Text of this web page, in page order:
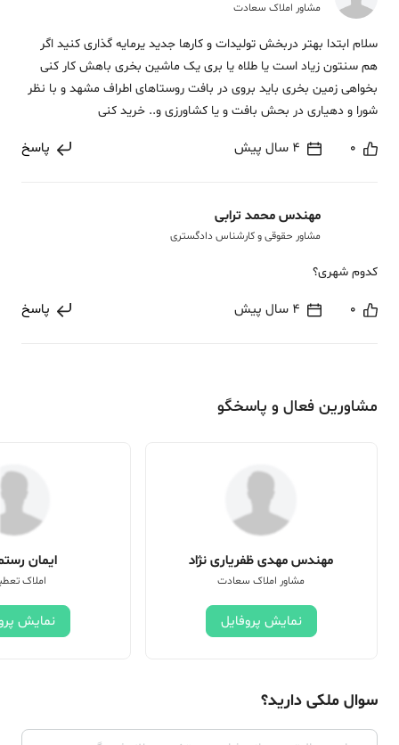
مشاور املاک سعادت
سلام ابتدا بهتر دربخش تولیدات و کارها جدید یرمایه گذاری کنید اگر
هم سنتون زیاد است یا طلاه یا بری یک ماشین بخری باهش کار کنی
بخواهی زمین بخری باید بروی در بافت روستاهای اطراف مشهد و با نظر
شورا و دهیاری در بحش بافت و یا کشاورزی و.. خرید کنی
0 4 سال پیش پاسخ
مهندس محمد ترابی
مشاور حقوقی و کارشناس دادگستری
کدوم شهری؟
0 4 سال پیش پاسخ
مشاورین فعال و پاسخگو
مهندس مهدی ظفریاری نژاد
مشاور املاک سعادت
نمایش پروفایل
ایمان
املاک
نمایش
سوال ملکی دارید؟